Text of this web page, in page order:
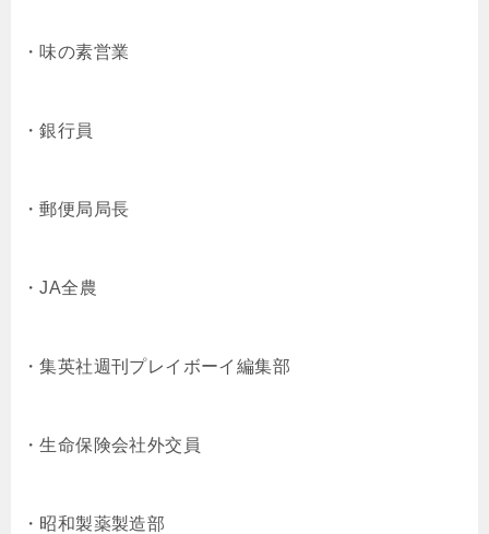
・味の素営業
・銀行員
・郵便局局長
・JA全農
・集英社週刊プレイボーイ編集部
・生命保険会社外交員
・昭和製薬製造部